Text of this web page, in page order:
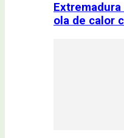
ola de calor